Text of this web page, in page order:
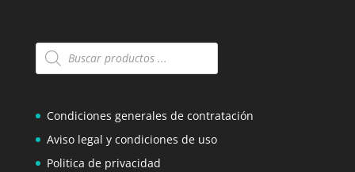
Búsqueda
Condiciones generales de contratación
Aviso legal y condiciones de uso
Politica de privacidad